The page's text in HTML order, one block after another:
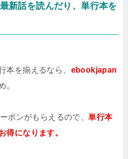
新話を読んだり、単行本を
本を揃えるなら、 ebookjapan
。
ポンがもらえるので、単行本
得になります。